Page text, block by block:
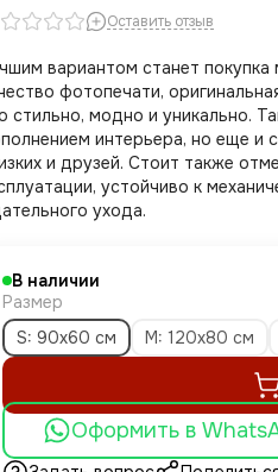
Оставить отзыв
вариантом станет
фотопечати,
стильно, модно и уникально.
интерьера, но еще и
и друзей. Стоит также
устойчиво к
ухода.
В наличии
Размер
S: 90x60 см
M: 120х80 см
Оформить в